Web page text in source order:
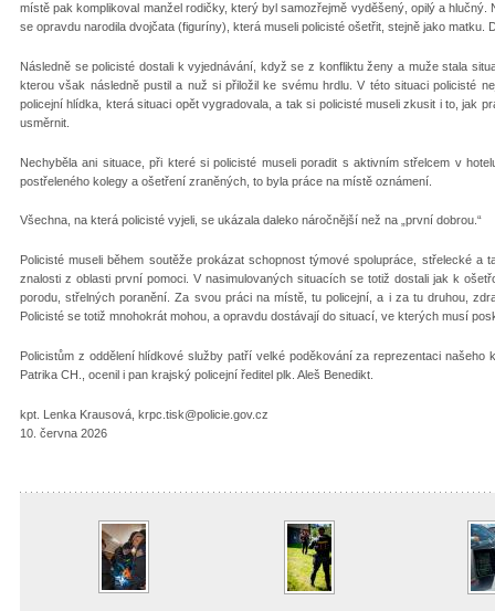
místě pak komplikoval manžel rodičky, který byl samozřejmě vyděšený, opilý a hlučný.
se opravdu narodila dvojčata (figuríny), která museli policisté ošetřit, stejně jako matku.
Následně se policisté dostali k vyjednávání, když se z konfliktu ženy a muže stala
kterou však následně pustil a nuž si přiložil ke svému hrdlu. V této situaci policisté
policejní hlídka, která situaci opět vygradovala, a tak si policisté museli zkusit i to, jak
usměrnit.
Nechyběla ani situace, při které si policisté museli poradit s aktivním střelcem v
postřeleného kolegy a ošetření zraněných, to byla práce na místě oznámení.
Všechna, na která policisté vyjeli, se ukázala daleko náročnější než na „první dobrou.“
Policisté museli během soutěže prokázat schopnost týmové spolupráce, střelecké a
znalosti z oblasti první pomoci. V nasimulovaných situacích se totiž dostali jak k
porodu, střelných poranění. Za svou práci na místě, tu policejní, a i za tu druhou,
Policisté se totiž mnohokrát mohou, a opravdu dostávají do situací, ve kterých musí
Policistům z oddělení hlídkové služby patří velké poděkování za reprezentaci našeho
Patrika CH., ocenil i pan krajský policejní ředitel plk. Aleš Benedikt.
kpt. Lenka Krausová, krpc.tisk@policie.gov.cz
10. června 2026